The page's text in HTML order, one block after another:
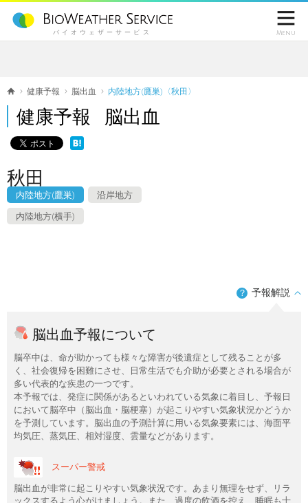
バイオウェザーサービス

Menu
健康予報 脳出血 内陸地方(鷹巣)〈秋田〉
健康予報 脳出血
秋田
内陸地方(鷹巣) 沿岸地方
内陸地方(横手)
？ 予報解説
脳出血予報について
脳卒中は、命が助かっても様々な障害が後遺症として残ることが多
く、社会復帰を困難にさせ、日常生活でも介助が必要とされる場合が
多い代表的な疾患の一つです。
本予報では、発症に関係があるといわれている気象に着目し、予報日
において脳卒中（脳出血・脳梗塞）が起こりやすい気象状況かどうか
を予測しています。脳出血の予測計算に用いる気象要素には、海面平
均気圧、蒸気圧、相対湿度、雲量などがあります。
スーパー警戒
脳出血が非常に起こりやすい気象状況です。あまり無理をせず、リラ
ックスするよう心がけましょう。また、過度の飲酒を控え、睡眠も十